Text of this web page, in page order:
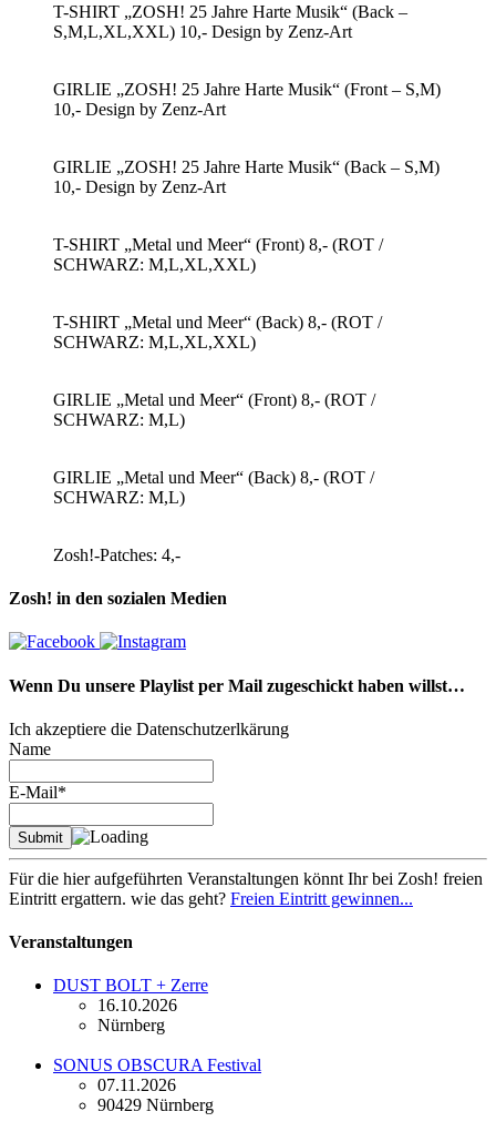
T-SHIRT „ZOSH! 25 Jahre Harte Musik“ (Back –
S,M,L,XL,XXL) 10,- Design by Zenz-Art
GIRLIE „ZOSH! 25 Jahre Harte Musik“ (Front – S,M)
10,- Design by Zenz-Art
GIRLIE „ZOSH! 25 Jahre Harte Musik“ (Back – S,M)
10,- Design by Zenz-Art
T-SHIRT „Metal und Meer“ (Front) 8,- (ROT /
SCHWARZ: M,L,XL,XXL)
T-SHIRT „Metal und Meer“ (Back) 8,- (ROT /
SCHWARZ: M,L,XL,XXL)
GIRLIE „Metal und Meer“ (Front) 8,- (ROT /
SCHWARZ: M,L)
GIRLIE „Metal und Meer“ (Back) 8,- (ROT /
SCHWARZ: M,L)
Zosh!-Patches: 4,-
Zosh! in den sozialen Medien
Wenn Du unsere Playlist per Mail zugeschickt haben willst…
Ich akzeptiere die Datenschutzerlkärung
Name
E-Mail*
Für die hier aufgeführten Veranstaltungen könnt Ihr bei Zosh! freien
Eintritt ergattern. wie das geht? Freien Eintritt gewinnen...
Veranstaltungen
DUST BOLT + Zerre
16.10.2026
Nürnberg
SONUS OBSCURA Festival
07.11.2026
90429 Nürnberg